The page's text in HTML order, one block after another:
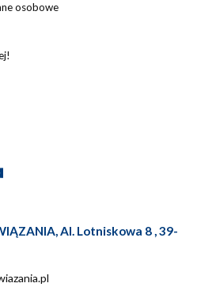
osobowe
,Al. Lotniskowa 8,39-